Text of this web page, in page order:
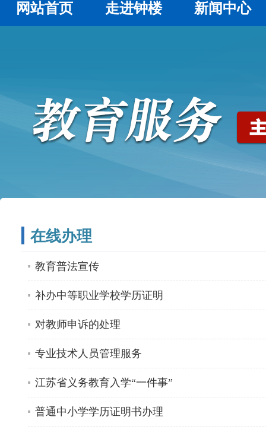
网站首页 走进钟楼 新闻中心
在线办理
教育普法宣传
补办中等职业学校学历证明
对教师申诉的处理
专业技术人员管理服务
江苏省义务教育入学“一件事”
普通中小学学历证明书办理